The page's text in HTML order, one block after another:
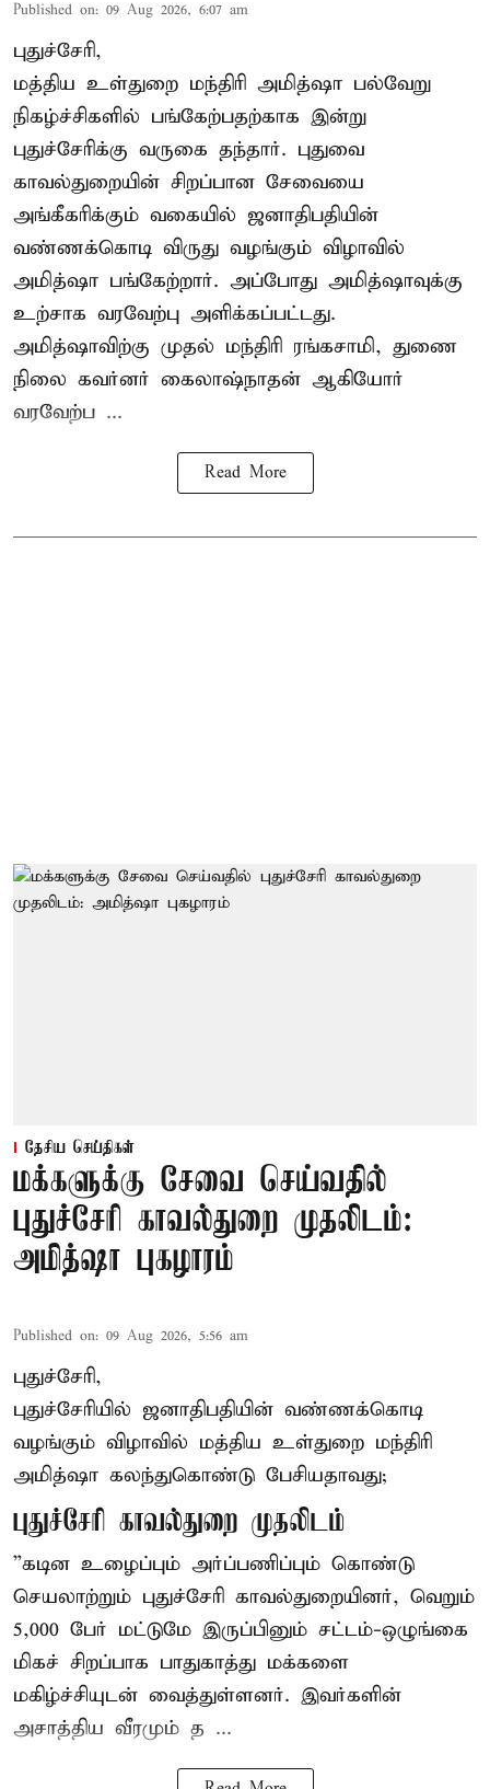
Published on: 09 Aug 2026, 6:07 am
புதுச்சேரி,
மத்திய உள்துறை மந்திரி அமித்ஷா பல்வேறு
நிகழ்ச்சிகளில் பங்கேற்பதற்காக இன்று
புதுச்சேரிக்கு வருகை தந்தார். புதுவை
காவல்துறையின் சிறப்பான சேவையை
அங்கீகரிக்கும் வகையில் ஜனாதிபதியின்
வண்ணக்கொடி விருது வழங்கும் விழாவில்
அமித்ஷா பங்கேற்றார். அப்போது அமித்ஷாவுக்கு
உற்சாக வரவேற்பு அளிக்கப்பட்டது.
அமித்ஷாவிற்கு முதல் மந்திரி ரங்கசாமி, துணை
நிலை கவர்னர் கைலாஷ்நாதன் ஆகியோர்
வரவேற்ப ...
Read More
தேசிய செய்திகள்
மக்களுக்கு சேவை செய்வதில்
புதுச்சேரி காவல்துறை முதலிடம்:
அமித்ஷா புகழாரம்
Published on: 09 Aug 2026, 5:56 am
புதுச்சேரி,
புதுச்சேரியில் ஜனாதிபதியின் வண்ணக்கொடி
வழங்கும் விழாவில் மத்திய உள்துறை மந்திரி
அமித்ஷா கலந்துகொண்டு பேசியதாவது;
புதுச்சேரி காவல்துறை முதலிடம்
”கடின உழைப்பும் அர்ப்பணிப்பும் கொண்டு
செயலாற்றும் புதுச்சேரி காவல்துறையினர், வெறும்
5,000 பேர் மட்டுமே இருப்பினும் சட்டம்-ஒழுங்கை
மிகச் சிறப்பாக பாதுகாத்து மக்களை
மகிழ்ச்சியுடன் வைத்துள்ளனர். இவர்களின்
அசாத்திய வீரமும் த ...